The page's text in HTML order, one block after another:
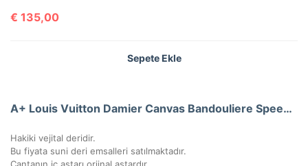
€ 135,00
Sepete Ekle
A+ Louis Vuitton Damier Canvas Bandouliere Speedy 35’Lik Vejital Deri
Hakiki vejital deridir.
Bu fiyata suni deri emsalleri satılmaktadır.